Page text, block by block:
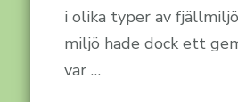
i olika typer av
miljö hade dock ett
var …